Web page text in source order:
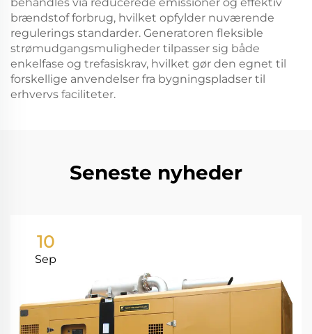
brændstof forbrug, hvilket opfylder nuværende
regulerings standarder. Generatoren fleksible
strømudgangsmuligheder tilpasser sig både
enkelfase og trefasiskrav, hvilket gør den egnet til
forskellige anvendelser fra bygningspladser til
erhvervs faciliteter.
Seneste nyheder
10
Sep